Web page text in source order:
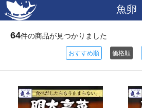
魚卵
64件の商品が見つかりました
おすすめ順 価格順